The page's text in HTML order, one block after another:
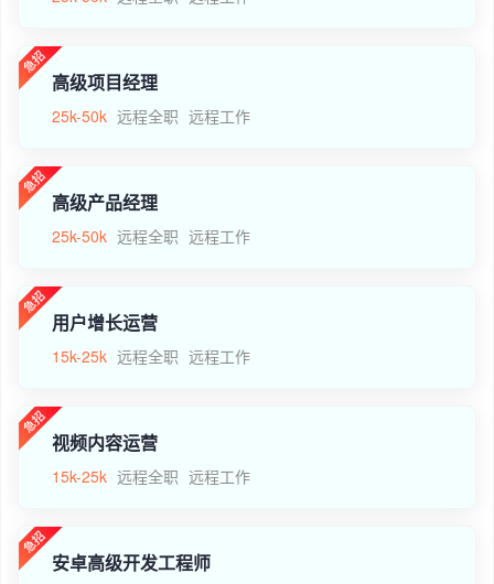
高级项目经理
25k-50k 远程全职 远程工作
高级产品经理
25k-50k 远程全职 远程工作
用户增长运营
15k-25k 远程全职 远程工作
视频内容运营
15k-25k 远程全职 远程工作
安卓高级开发工程师